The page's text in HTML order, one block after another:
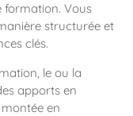
formation. Vous
structurée et
clés.
le ou la
apports en
en